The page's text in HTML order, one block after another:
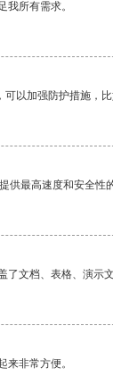
我所有需求。
以加强防护措施，比
供最高速度和安全性
了文档、表格、演示
来非常方便。